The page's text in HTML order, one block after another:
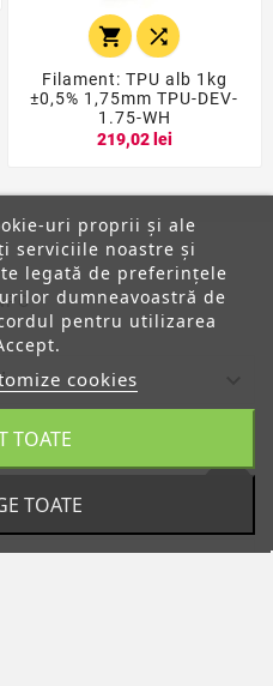
 
Filament: TPU alb 1kg
±0,5% 1,75mm TPU-DEV-
1.75-WH
219,02 lei
uri proprii și ale
serviciile noastre și
legată de preferințele
dumneavoastră de
pentru utilizarea
cookies
TOATE
TOATE